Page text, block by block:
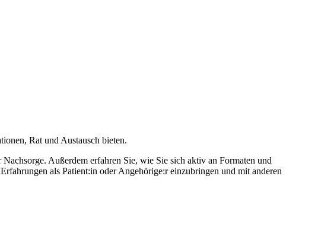
Rat und Austausch bieten.
Außerdem erfahren Sie, wie Sie sich aktiv an Formaten und
als Patient:in oder Angehörige:r einzubringen und mit anderen